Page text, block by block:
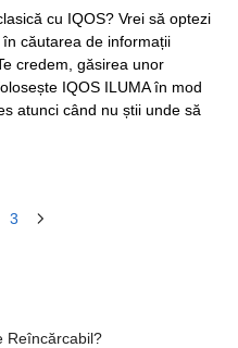
cu IQOS? Vrei să optezi
căutarea de informații
credem, găsirea unor
IQOS ILUMA în mod
atunci când nu știi unde să
3
Reîncărcabil?